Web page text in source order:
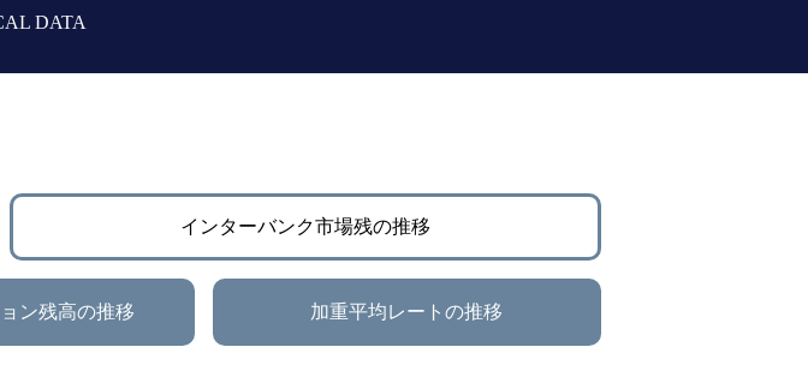
DATA
インターバンク市場残の推移
ン残高の推移 加重平均レートの推移